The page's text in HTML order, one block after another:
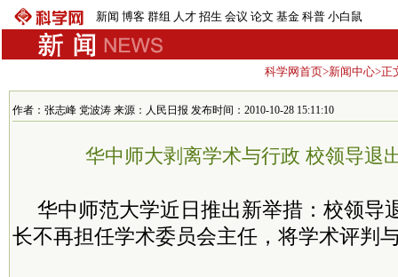
新闻 博客 群组 人才 招生 会议 论文 基金 科普 小白鼠
科学网首页>新闻中心>正
作者：张志峰 党波涛 来源：人民日报 发布时间：2010-10-28 15:11:10
华中师大剥离学术与行政 校领导退
华中师范大学近日推出新举措：校领导
长不再担任学术委员会主任，将学术评判